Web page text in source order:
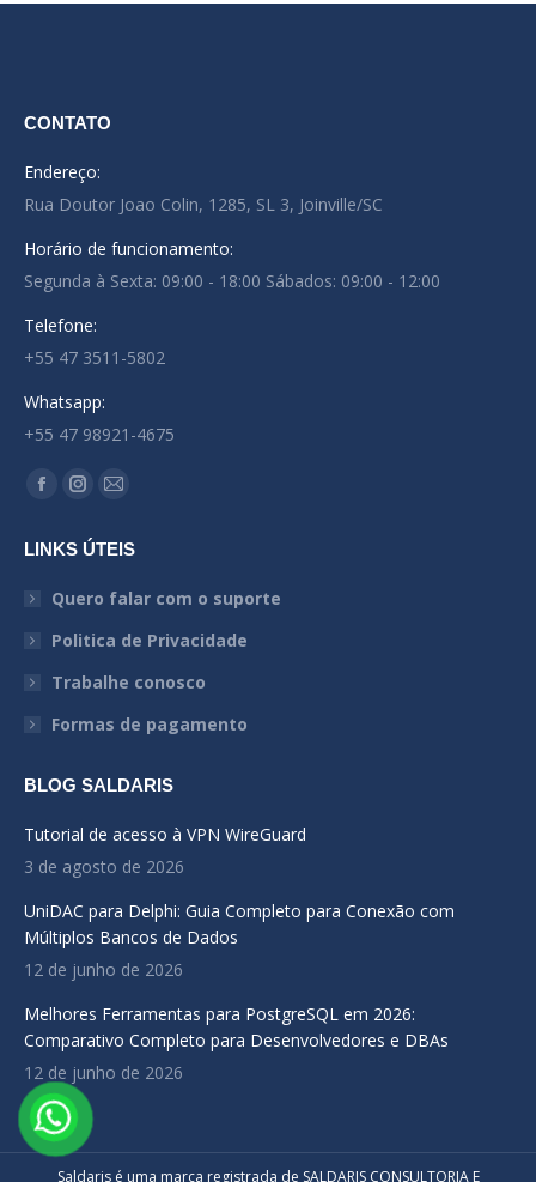
CONTATO
Endereço:
Rua Doutor Joao Colin, 1285, SL 3, Joinville/SC
Horário de funcionamento:
Segunda à Sexta: 09:00 - 18:00 Sábados: 09:00 - 12:00
Telefone:
+55 47 3511-5802
Whatsapp:
+55 47 98921-4675
Encontre-nos em:
Facebook
opens
in
window
Instagram
opens
in
window
Mail
opens
in
window
LINKS ÚTEIS
Quero falar com o suporte
Politica de Privacidade
Trabalhe conosco
Formas de pagamento
BLOG SALDARIS
Tutorial de acesso à VPN WireGuard
3 de agosto de 2026
UniDAC para Delphi: Guia Completo para Conexão com
Múltiplos Bancos de Dados
12 de junho de 2026
Melhores Ferramentas para PostgreSQL em 2026:
Comparativo Completo para Desenvolvedores e DBAs
12 de junho de 2026
Saldaris é uma marca registrada de SALDARIS CONSULTORIA E